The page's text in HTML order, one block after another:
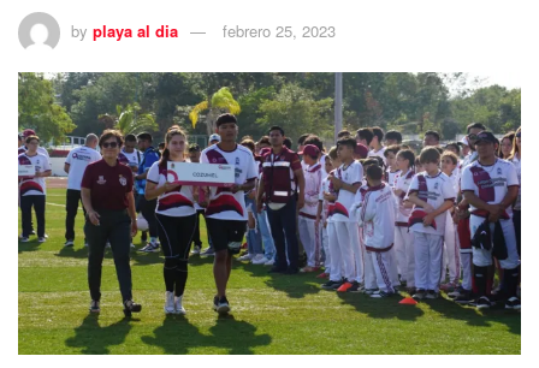
by playa al dia febrero 25, 2023